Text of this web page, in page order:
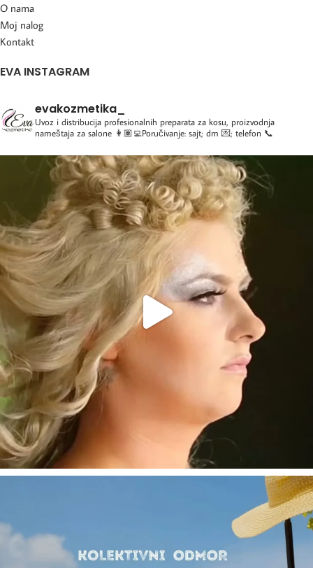
O nama
Moj nalog
Kontakt
EVA INSTAGRAM
evakozmetika_
Uvoz i distribucija profesionalnih preparata za kosu, proizvodnja
nameštaja za salone 👩🏽‍💻Poručivanje: sajt; dm 💌; telefon 📞